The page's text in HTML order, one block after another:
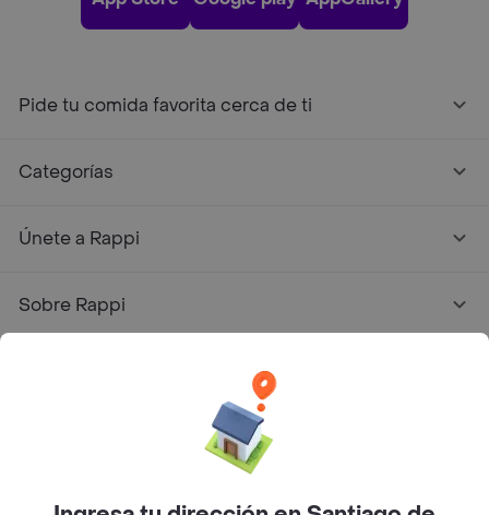
Pide tu comida favorita cerca de ti
Categorías
Únete a Rappi
Sobre Rappi
Facebook
TwitterInstagram
Rappi Inc. All rights reserved.